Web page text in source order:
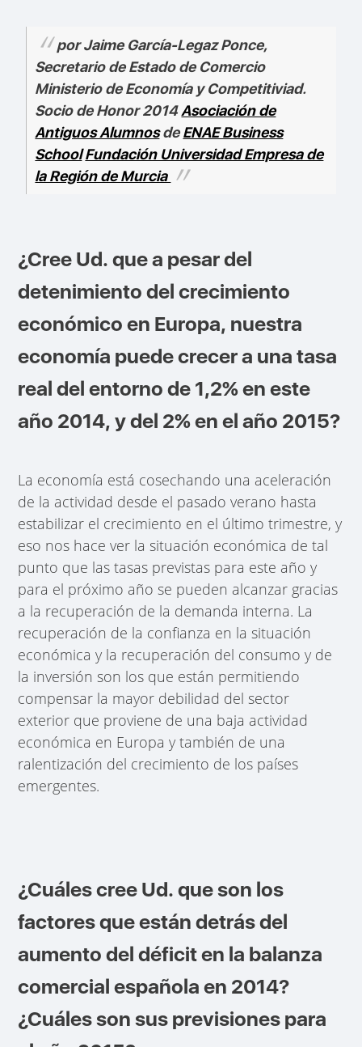
por Jaime García-Legaz Ponce,
Secretario de Estado de Comercio
Ministerio de Economía y Competitiviad.
Socio de Honor 2014Asociación de
Antiguos AlumnosdeENAE Business
School Fundación Universidad Empresa de
la Región de Murcia
¿Cree Ud. que a pesar del
detenimiento del crecimiento
económico en Europa, nuestra
economía puede crecer a una tasa
real del entorno de 1,2% en este
año 2014, y del 2% en el año 2015?
La economía está cosechando una aceleración
de la actividad desde el pasado verano hasta
estabilizar el crecimiento en el último trimestre, y
eso nos hace ver la situación económica de tal
punto que las tasas previstas para este año y
para el próximo año se pueden alcanzar gracias
a la recuperación de la demanda interna. La
recuperación de la confianza en la situación
económica y la recuperación del consumo y de
la inversión son los que están permitiendo
compensar la mayor debilidad del sector
exterior que proviene de una baja actividad
económica en Europa y también de una
ralentización del crecimiento de los países
emergentes.
¿Cuáles cree Ud. que son los
factores que están detrás del
aumento del déficit en la balanza
comercial española en 2014?
¿Cuáles son sus previsiones para